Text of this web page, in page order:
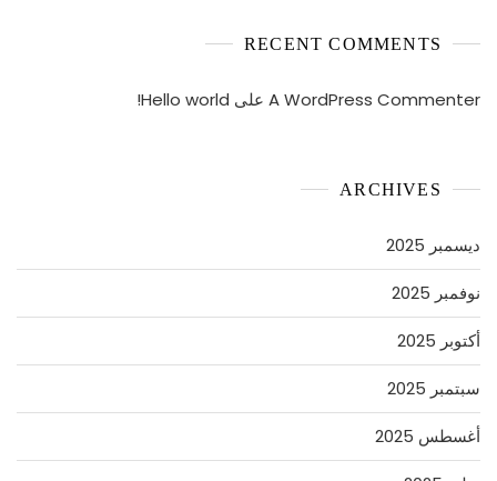
RECENT COMMENTS
A WordPress Commenter على Hello world!
ARCHIVES
ديسمبر 2025
نوفمبر 2025
أكتوبر 2025
سبتمبر 2025
أغسطس 2025